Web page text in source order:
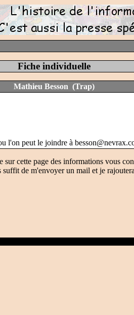
Fiche individuelle
Mathieu Besson (Trap)
l'on peut le joindre à
cette page des informations vous
de m'envoyer un mail et je